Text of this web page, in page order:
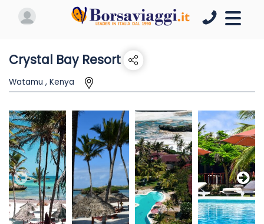
Crystal Bay Resort
Watamu , Kenya